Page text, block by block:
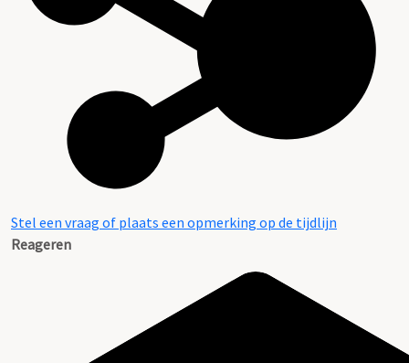
Stel een vraag of plaats een opmerking op de tijdlijn
Reageren